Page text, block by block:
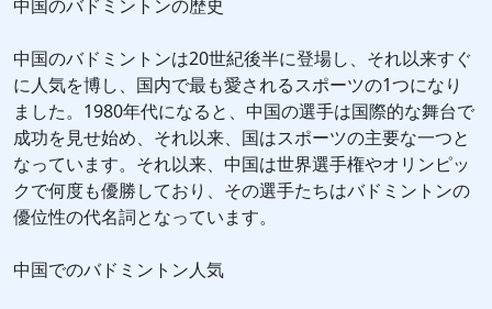
中国のバドミントンの歴史
中国のバドミントンは20世紀後半に登場し、それ以来すぐ
に人気を博し、国内で最も愛されるスポーツの1つになり
ました。1980年代になると、中国の選手は国際的な舞台で
成功を見せ始め、それ以来、国はスポーツの主要な一つと
なっています。それ以来、中国は世界選手権やオリンピッ
クで何度も優勝しており、その選手たちはバドミントンの
優位性の代名詞となっています。
中国でのバドミントン人気